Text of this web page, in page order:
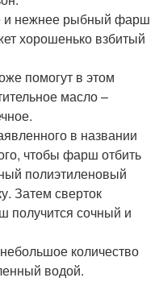
и нежнее рыбный фарш
хорошенько взбитый
помогут в этом
масло –
в названии
чтобы фарш отбить
полиэтиленовый
Затем сверток
получится сочный и
количество
водой.